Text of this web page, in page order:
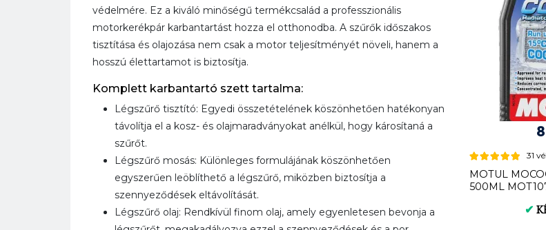
védelmére. Ez a kiváló minőségű termékcsalád a professzionális
motorkerékpár karbantartást hozza el otthonodba. A szűrők időszakos
tisztítása és olajozása nem csak a motor teljesítményét növeli, hanem a
hosszú élettartamot is biztosítja.
Komplett karbantartó szett tartalma:
Légszűrő tisztító: Egyedi összetételének köszönhetően hatékonyan
távolítja el a kosz- és olajmaradványokat anélkül, hogy károsítaná a
szűrőt.
Légszűrő mosás: Különleges formulájának köszönhetően
egyszerűen leöblíthető a légszűrő, miközben biztosítja a
szennyeződések eltávolítását.
Légszűrő olaj: Rendkívül finom olaj, amely egyenletesen bevonja a
31
MOTUL
500ML
✔